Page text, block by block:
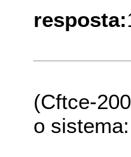
resposta:
(Cftce-
o sistema: